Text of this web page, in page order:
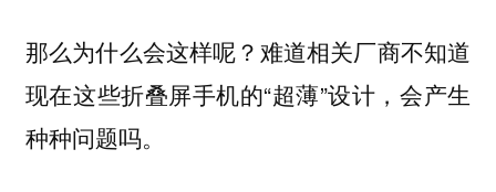
那么为什么会这样呢？难道相关厂商不知道
现在这些折叠屏手机的“超薄”设计，会产生
种种问题吗。